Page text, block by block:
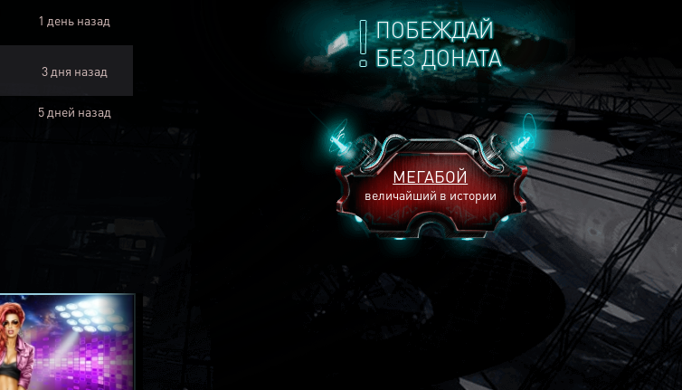
ПОБЕЖДАЙ
БЕЗ ДОНАТА
МЕГАБОЙ
величайший в истории
1 день назад
3 дня назад
5 дней назад